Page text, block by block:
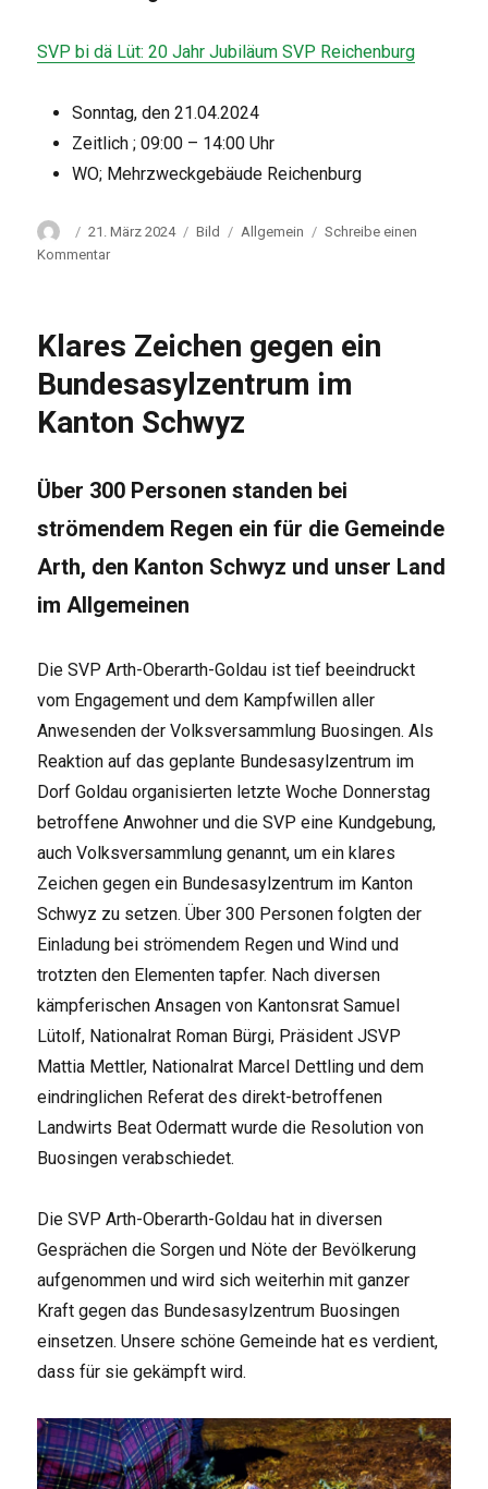
SVP bi dä Lüt: 20 Jahr Jubiläum SVP Reichenburg
Sonntag, den 21.04.2024
Zeitlich ; 09:00 – 14:00 Uhr
WO; Mehrzweckgebäude Reichenburg
AutorVeröffentlicht
am
21. März 2024 Format
Bild Kategorien
Allgemein
Schreibe einen
Kommentarzu
Lüt:
Jahr
Jubiläum
SVP
Klares Zeichen gegen ein
Bundesasylzentrum im
Kanton Schwyz
Über 300 Personen standen bei
strömendem Regen ein für die Gemeinde
Arth, den Kanton Schwyz und unser Land
im Allgemeinen
Die SVP Arth-Oberarth-Goldau ist tief beeindruckt
vom Engagement und dem Kampfwillen aller
Anwesenden der Volksversammlung Buosingen. Als
Reaktion auf das geplante Bundesasylzentrum im
Dorf Goldau organisierten letzte Woche Donnerstag
betroffene Anwohner und die SVP eine Kundgebung,
auch Volksversammlung genannt, um ein klares
Zeichen gegen ein Bundesasylzentrum im Kanton
Schwyz zu setzen. Über 300 Personen folgten der
Einladung bei strömendem Regen und Wind und
trotzten den Elementen tapfer. Nach diversen
kämpferischen Ansagen von Kantonsrat Samuel
Lütolf, Nationalrat Roman Bürgi, Präsident JSVP
Mattia Mettler, Nationalrat Marcel Dettling und dem
eindringlichen Referat des direkt-betroffenen
Landwirts Beat Odermatt wurde die Resolution von
Buosingen verabschiedet.
Die SVP Arth-Oberarth-Goldau hat in diversen
Gesprächen die Sorgen und Nöte der Bevölkerung
aufgenommen und wird sich weiterhin mit ganzer
Kraft gegen das Bundesasylzentrum Buosingen
einsetzen. Unsere schöne Gemeinde hat es verdient,
dass für sie gekämpft wird.